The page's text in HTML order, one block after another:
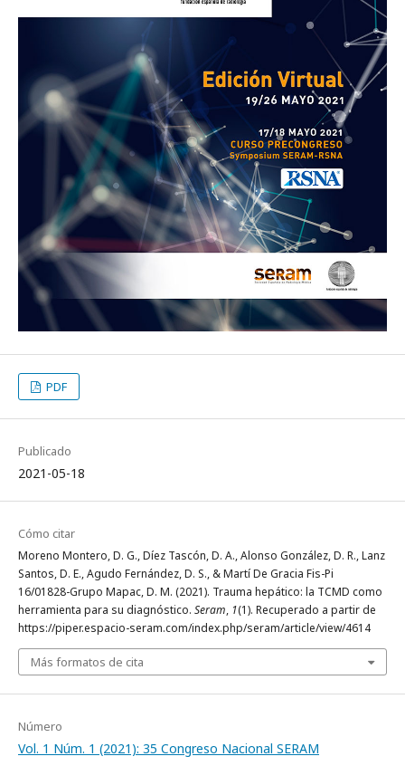
PDF
Publicado
2021-05-18
Cómo citar
Moreno Montero, D. G., Díez Tascón, D. A., Alonso González, D. R., Lanz
Santos, D. E., Agudo Fernández, D. S., & Martí De Gracia Fis-Pi
16/01828-Grupo Mapac, D. M. (2021). Trauma hepático: la TCMD como
herramienta para su diagnóstico. Seram, 1(1). Recuperado a partir de
https://piper.espacio-seram.com/index.php/seram/article/view/4614
Más formatos de cita
Número
Vol. 1 Núm. 1 (2021): 35 Congreso Nacional SERAM